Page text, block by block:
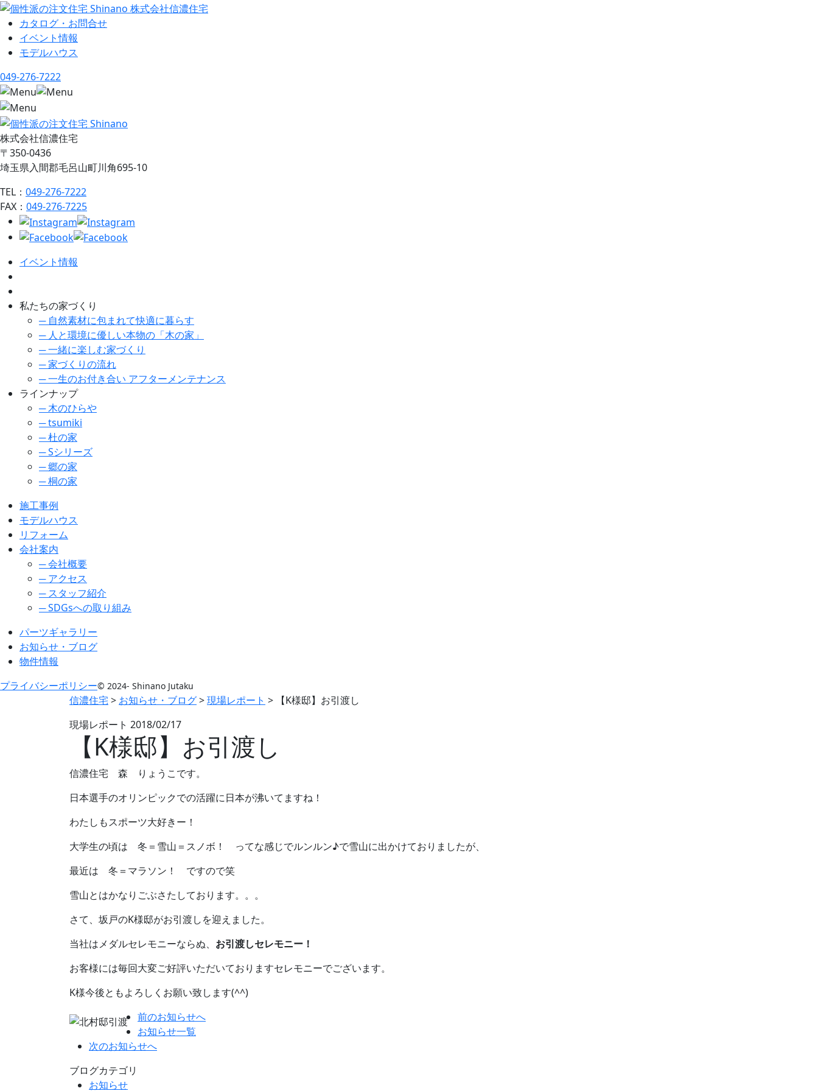
カタログ・お問合せ
イベント情報
モデルハウス
049-276-7222
株式会社信濃住宅
〒350-0436
埼玉県入間郡毛呂山町川角695-10
TEL： 049-276-7222
FAX： 049-276-7225
イベント情報
私たちの家づくり
─ 自然素材に包まれて快適に暮らす
─ 人と環境に優しい本物の「木の家」
─ 一緒に楽しむ家づくり
─ 家づくりの流れ
─ 一生のお付き合い アフターメンテナンス
ラインナップ
─ 木のひらや
─ tsumiki
─ 杜の家
─ Sシリーズ
─ 郷の家
─ 桐の家
施工事例
モデルハウス
リフォーム
会社案内
─ 会社概要
─ アクセス
─ スタッフ紹介
─ SDGsへの取り組み
パーツギャラリー
お知らせ・ブログ
物件情報
プライバシーポリシー© 2024- Shinano Jutaku
信濃住宅 > お知らせ・ブログ>現場レポート >
【K様邸】お引渡し
現場レポート 2018/02/17
【K様邸】お引渡し
信濃住宅 森 りょうこです。
日本選手のオリンピックでの活躍に日本が沸いてますね！
わたしもスポーツ大好きー！
大学生の頃は 冬＝雪山＝スノボ！ ってな感じでルンルン♪で雪山に出かけておりましたが、
最近は 冬＝マラソン！ ですので笑
雪山とはかなりごぶさたしております。。。
さて、坂戸のK様邸がお引渡しを迎えました。
当社はメダルセレモニーならぬ、 お引渡しセレモニー！
お客様には毎回大変ご好評いただいておりますセレモニーでございます。
K様今後ともよろしくお願い致します(^^)
前のお知らせへ
お知らせ一覧
次のお知らせへ
ブログカテゴリ
お知らせ